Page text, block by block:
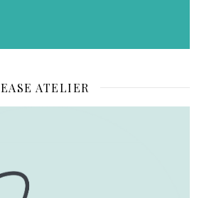
EASE ATELIER